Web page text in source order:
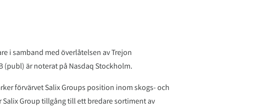
i samband med överlåtelsen av Trejon
(publ) är noterat på Nasdaq Stockholm.
förvärvet Salix Groups position inom skogs- och
Group tillgång till ett bredare sortiment av